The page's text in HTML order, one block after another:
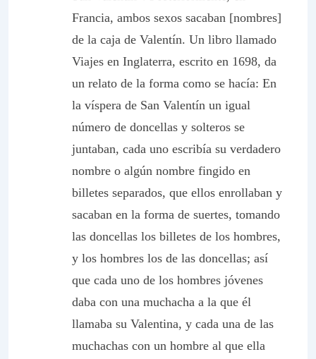
Francia, ambos sexos sacaban [nombres]
de la caja de Valentín. Un libro llamado
Viajes en Inglaterra, escrito en 1698, da
un relato de la forma como se hacía: En
la víspera de San Valentín un igual
número de doncellas y solteros se
juntaban, cada uno escribía su verdadero
nombre o algún nombre fingido en
billetes separados, que ellos enrollaban y
sacaban en la forma de suertes, tomando
las doncellas los billetes de los hombres,
y los hombres los de las doncellas; así
que cada uno de los hombres jóvenes
daba con una muchacha a la que él
llamaba su Valentina, y cada una de las
muchachas con un hombre al que ella